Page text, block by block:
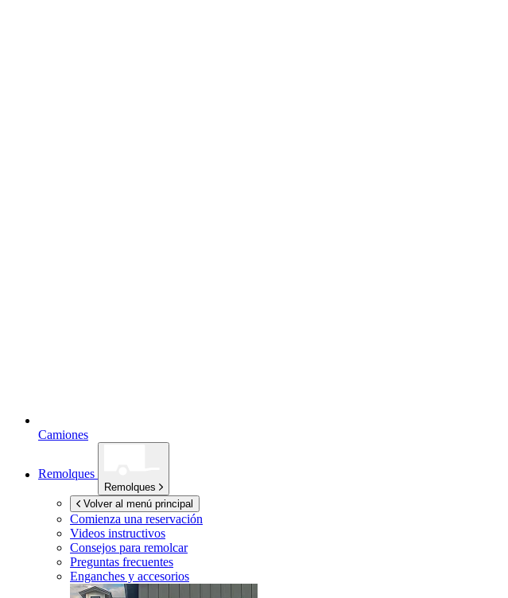
Camiones
Remolques
Remolques
Volver al menú principal
Comienza una reservación
Videos instructivos
Consejos para remolcar
Preguntas frecuentes
Enganches y accesorios